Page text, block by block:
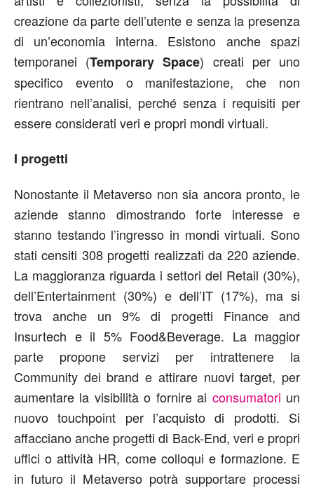
creazione da parte dell’utente e senza la presenza
di un’economia interna. Esistono anche spazi
temporanei (Temporary Space) creati per uno
specifico evento o manifestazione, che non
rientrano nell’analisi, perché senza i requisiti per
essere considerati veri e propri mondi virtuali.
I progetti
Nonostante il Metaverso non sia ancora pronto, le
aziende stanno dimostrando forte interesse e
stanno testando l’ingresso in mondi virtuali. Sono
stati censiti 308 progetti realizzati da 220 aziende.
La maggioranza riguarda i settori del Retail (30%),
dell’Entertainment (30%) e dell’IT (17%), ma si
trova anche un 9% di progetti Finance and
Insurtech e il 5% Food&Beverage. La maggior
parte propone servizi per intrattenere la
Community dei brand e attirare nuovi target, per
aumentare la visibilità o fornire ai consumatori un
nuovo touchpoint per l’acquisto di prodotti. Si
affacciano anche progetti di Back-End, veri e propri
uffici o attività HR, come colloqui e formazione. E
in futuro il Metaverso potrà supportare processi